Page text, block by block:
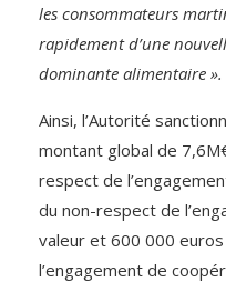
les consommateurs
rapidement d’une
dominante alimentaire ».
Ainsi, l’Autorité
montant global de
respect de
du non-respect de
valeur et 600 000
l’engagement de